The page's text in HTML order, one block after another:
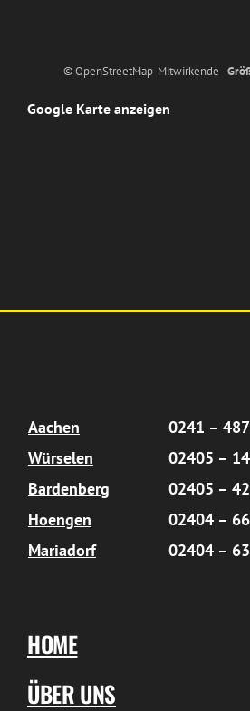
© OpenStreetMap-Mitwirkende ·
Google Karte anzeigen
Aachen
0241 –
Würselen
02405 –
Bardenberg
02405 –
Hoengen
02404 –
Mariadorf
02404 –
HOME
ÜBER UNS